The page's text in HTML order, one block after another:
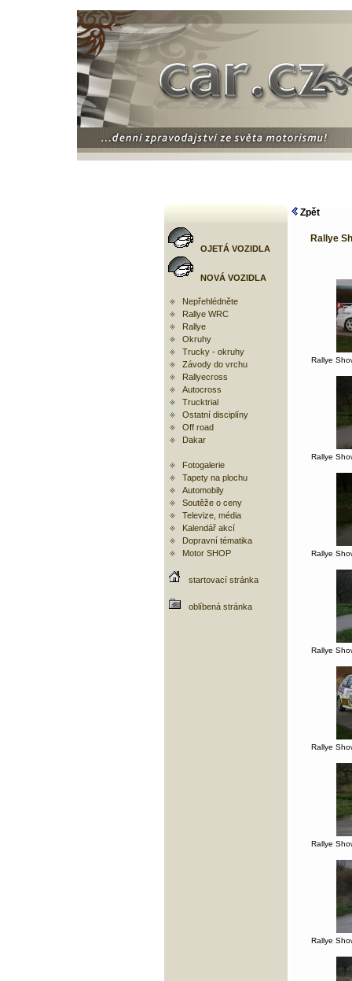
OJETÁ VOZIDLA
NOVÁ VOZIDLA
Nepřehlédněte
Rallye WRC
Rallye
Okruhy
Trucky - okruhy
Závody do vrchu
Rallyecross
Autocross
Trucktrial
Ostatní disciplíny
Off road
Dakar
Fotogalerie
Tapety na plochu
Automobily
Soutěže o ceny
Televize, média
Kalendář akcí
Dopravní tématika
Motor SHOP
startovací stránka
oblíbená stránka
Zpět
Rallye
Rallye
Rallye
Rallye
Rallye
Rallye
Rallye
Rallye